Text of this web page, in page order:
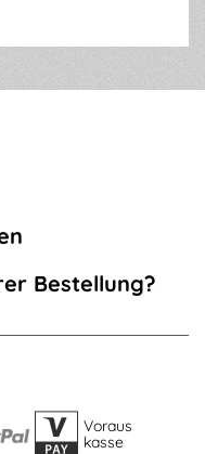
Bestellung?
Voraus
kasse